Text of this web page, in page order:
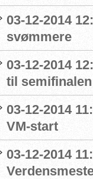
03-12-2014
svømmere
03-12-2014
til semifinalen
03-12-2014
VM-start
03-12-2014